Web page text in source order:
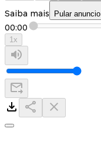
Saiba mais Pular anuncio
00:00
1x